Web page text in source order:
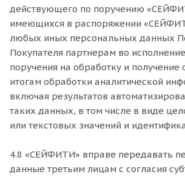
действующего по поручению
имеющихся в распоряжении
любых иных персональных данных
Покупателя партнерам во
поручения на обработку и получение
итогам обработки аналитической
включая результатов
таких данных, в том числе в виде
или текстовых значений и
4.8 «СЕЙФИТИ» вправе передавать
данные третьим лицам с согласия